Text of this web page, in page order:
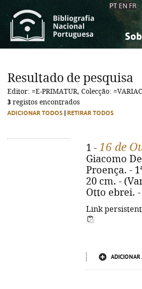
PT EN FR
Resultado de pesquisa
Editor: =E-PRIMATUR, Colecção:
3 registos encontrados
ADICIONAR TODOS RETIRAR TODOS
1 - 16 de
Giacomo
Proença. -
20 cm. -
Otto ebrei. -
Link
ADICIONAR